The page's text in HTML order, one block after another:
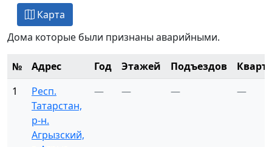
Карта
Дома которые были признаны аварийными.
№ Адрес Год Этажей Подъездов
1
Респ.
Татарстан,
р-н.
Агрызский,
— — — —